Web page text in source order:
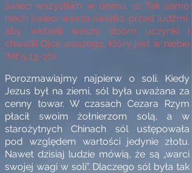
świeci wszystkim w domu.16 Tak samo
niech świeci wasze światło przed ludźmi,
aby widzieli wasze dobre uczynki i
chwalili Ojca waszego, który jest w niebie
(Mt 5,13-16).
Porozmawiajmy najpierw o soli. Kiedy
Jezus był na ziemi, sól była uważana za
cenny towar. W czasach Cezara Rzym
płacił swoim żołnierzom solą, a w
starożytnych Chinach sól ustępowała
pod względem wartości jedynie złotu.
Nawet dzisiaj ludzie mówią, że są „warci
swojej wagi w soli”. Dlaczego sól była tak